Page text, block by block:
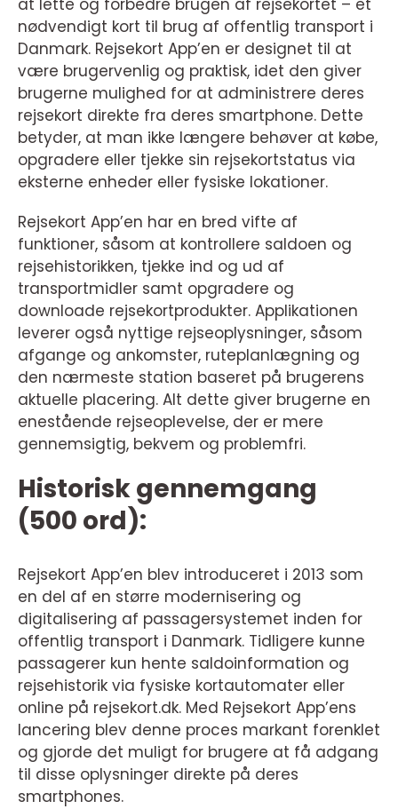
at lette og forbedre brugen af rejsekortet – et
nødvendigt kort til brug af offentlig transport i
Danmark. Rejsekort App’en er designet til at
være brugervenlig og praktisk, idet den giver
brugerne mulighed for at administrere deres
rejsekort direkte fra deres smartphone. Dette
betyder, at man ikke længere behøver at købe,
opgradere eller tjekke sin rejsekortstatus via
eksterne enheder eller fysiske lokationer.
Rejsekort App’en har en bred vifte af
funktioner, såsom at kontrollere saldoen og
rejsehistorikken, tjekke ind og ud af
transportmidler samt opgradere og
downloade rejsekortprodukter. Applikationen
leverer også nyttige rejseoplysninger, såsom
afgange og ankomster, ruteplanlægning og
den nærmeste station baseret på brugerens
aktuelle placering. Alt dette giver brugerne en
enestående rejseoplevelse, der er mere
gennemsigtig, bekvem og problemfri.
Historisk gennemgang
(500 ord):
Rejsekort App’en blev introduceret i 2013 som
en del af en større modernisering og
digitalisering af passagersystemet inden for
offentlig transport i Danmark. Tidligere kunne
passagerer kun hente saldoinformation og
rejsehistorik via fysiske kortautomater eller
online på rejsekort.dk. Med Rejsekort App’ens
lancering blev denne proces markant forenklet
og gjorde det muligt for brugere at få adgang
til disse oplysninger direkte på deres
smartphones.